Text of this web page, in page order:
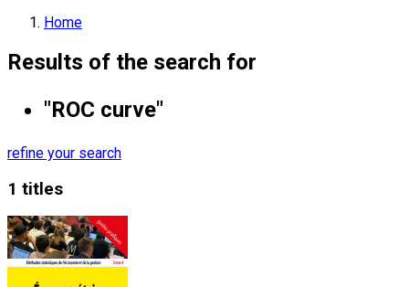
Home
Results of the search for
"ROC curve"
refine your search
1 titles